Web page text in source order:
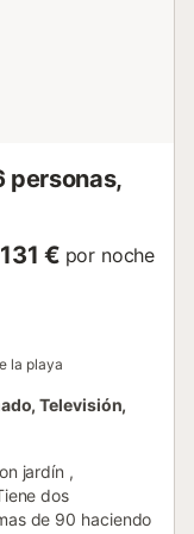
personas,
131 € por noche
la playa
Televisión,
jardín ,
dos
de 90 haciendo